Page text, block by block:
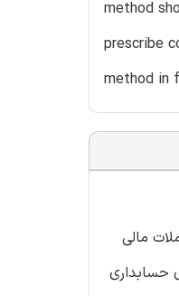
method
prescribe
method in
مالی
حسابداری